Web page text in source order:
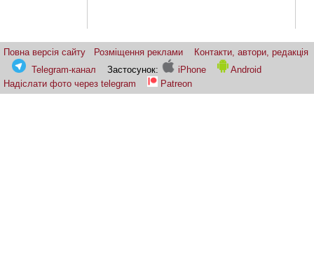
Повна версія сайту Розміщення реклами
Контакти, автори, редакція
Telegram-канал
Застосунок: iPhone
Android
Надіслати фото через telegram
Patreon